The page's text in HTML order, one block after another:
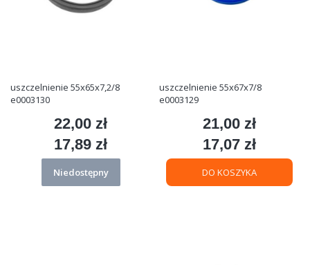
uszczelnienie 55x65x7,2/8
e0003130
Cena
22,00 zł
Cena
17,89 zł
Niedostępny
uszczelnienie 55x67x7/8
e0003129
Cena
21,00 zł
Cena
17,07 zł
DO KOSZYKA